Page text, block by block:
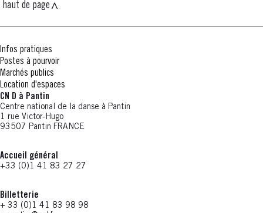
haut de page
Infos pratiques
Postes à pourvoir
Marchés publics
Location d'espaces
CN D à Pantin
Centre national de la danse à Pantin
1 rue Victor-Hugo
93507 Pantin FRANCE
Accueil général
+33 (0)1 41 83 27 27
Billetterie
+ 33 (0)1 41 83 98 98